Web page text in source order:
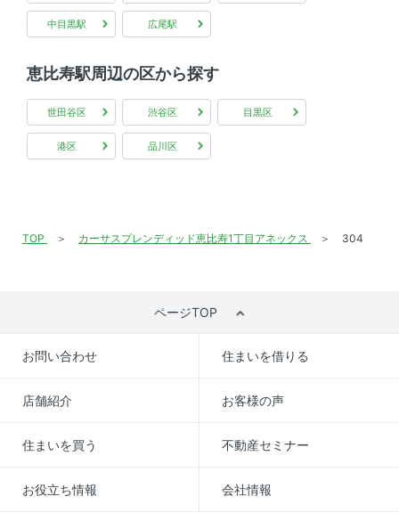
次回更新予定日 情報更新日より2週間
中目黒駅 広尾駅
恵比寿駅周辺の区から探す
世田谷区 渋谷区 目黒区
港区 品川区
TOP カーサスプレンディッド恵比寿1丁目アネックス 304
ページTOP
お問い合わせ 住まいを借りる
店舗紹介 お客様の声
住まいを買う 不動産セミナー
お役立ち情報 会社情報